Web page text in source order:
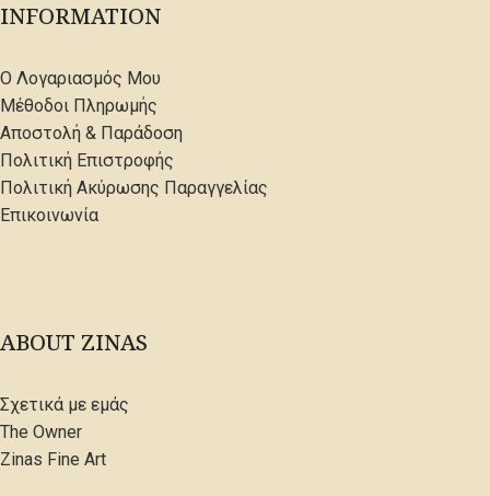
INFORMATION
Ο Λογαριασμός Μου
Μέθοδοι Πληρωμής
Αποστολή & Παράδοση
Πολιτική Επιστροφής
Πολιτική Ακύρωσης Παραγγελίας
Επικοινωνία
ABOUT ZINAS
Σχετικά με εμάς
The Owner
Zinas Fine Art